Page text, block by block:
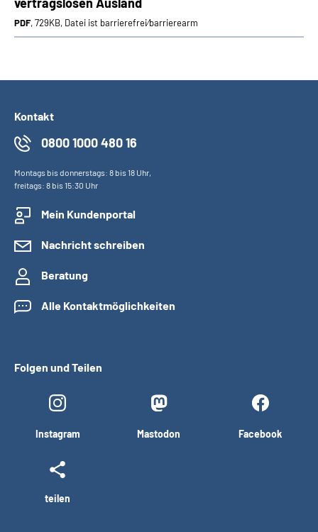
PDF, 729KB, Datei ist barrierefrei⁄barrierearm
Kontakt
0800 1000 480 16
Montags bis donnerstags: 8 bis 18 Uhr,
freitags: 8 bis 15:30 Uhr
Mein Kundenportal
Nachricht schreiben
Beratung
Alle Kontaktmöglichkeiten
Folgen und Teilen
Instagram Mastodon Facebook
teilen